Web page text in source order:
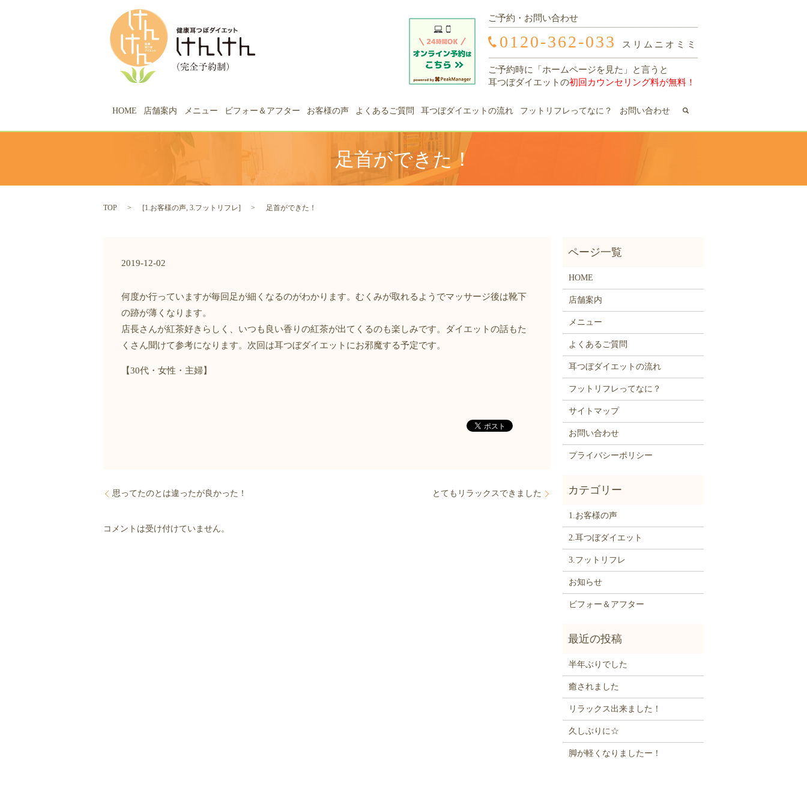
ご予約・お問い合わせ
0120-362-033 スリムニオミミ
ご予約時に「ホームページを見た」と言うと
耳つぼダイエットの初回カウンセリング料が無料！
HOME 店舗案内 メニュー ビフォー＆アフター お客様の声 よくあるご質問 耳つぼダイエットの流れ フットリフレってなに？ お問い合わせ
足首ができた！
TOP [1.お客様の声, 3.フットリフレ] 足首ができた！
2019-12-02
何度か行っていますが毎回足が細くなるのがわかります。むくみが取れるようでマッサージ後は靴下
の跡が薄くなります。
店長さんが紅茶好きらしく、いつも良い香りの紅茶が出てくるのも楽しみです。ダイエットの話もた
くさん聞けて参考になります。次回は耳つぼダイエットにお邪魔する予定です。
【30代・女性・主婦】
思ってたのとは違ったが良かった！ とてもリラックスできました
コメントは受け付けていません。
HOME
店舗案内
メニュー
よくあるご質問
耳つぼダイエットの流れ
フットリフレってなに？
サイトマップ
お問い合わせ
プライバシーポリシー
1.お客様の声
2.耳つぼダイエット
3.フットリフレ
お知らせ
ビフォー＆アフター
半年ぶりでした
癒されました
リラックス出来ました！
久しぶりに☆
脚が軽くなりましたー！